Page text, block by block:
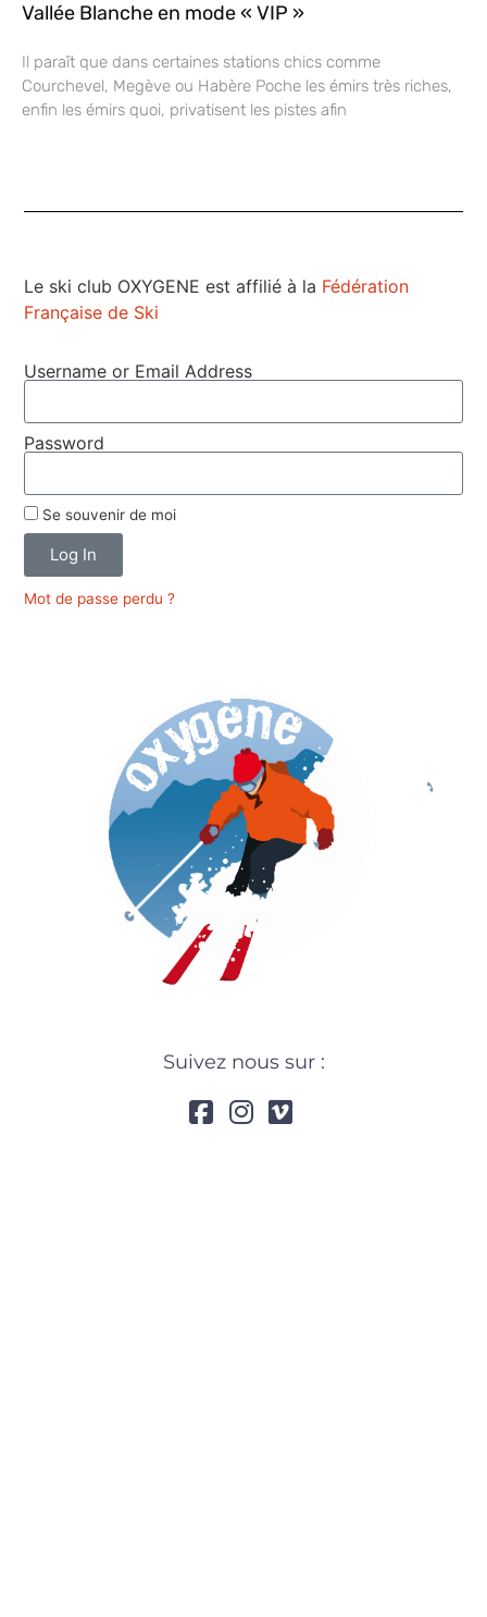
Vallée Blanche en mode « VIP »
Il paraît que dans certaines stations chics comme
Courchevel, Megève ou Habère Poche les émirs très riches,
enfin les émirs quoi, privatisent les pistes afin
Le ski club OXYGENE est affilié à la Fédération
Française de Ski
Username or Email Address
Password
Se souvenir de moi
Log In
Mot de passe perdu ?
Suivez nous sur :